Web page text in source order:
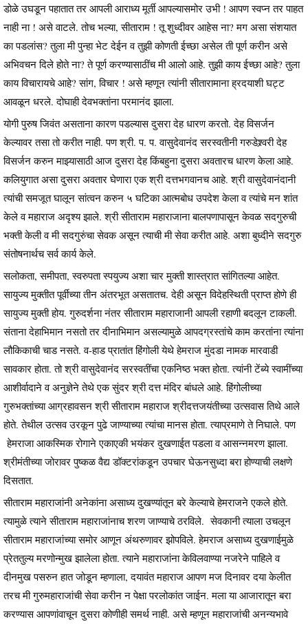
डोळे उघडून पहातात तर आपली आराध्य मूर्ती आपल्यासमोर उभी ! आपण स्वप्न तर पाहत
नाही ना ! असे वाटले. तोच भल्या, सीताराम ! तू शुध्दीवर आहेस ना? मग असा संशयात
का पडलांस? तुला मी पुन्हा भेट देईन व तुझी कोणती ईच्छा असेल ती पूर्ण करीन असे
अभिवचन दिले होते ना? ते पूर्ण करण्यासाठींच मी आलो आहे. तुझी काय ईच्छा आहे? तुला
काय विचारायचे आहे? सांग, विचार ! असे म्हणून त्यांनी सीतारामाना ह्रदयाशी घट्ट
आवळून धरले. दोघाही देवभक्तांना परमानंद झाला.
योगी पुरुष जिवंत असताना कारण पडल्यास दुसरा देह धारण करतो. देह विसर्जन
केल्यावर तसा तो करीत नाही. पण श्री. प. प. वासुदेवानंद सरस्वतीनी गरुडेश्र्वरी देह
विसर्जन करुन माझ्यासाठी आज दुसरा देह किंबहुना दुसरा अवतारच धारण केला आहे.
कलियुगात असा दुसरा अवतार घेणारा एक श्री दत्तभगवानच आहे. श्री वासुदेवानंदानी
त्यांची समजूत घालून सांत्वन करुन ५ घटिका आत्मबोध उपदेश केला व त्यांचे मन शांत
केले व महाराज अदृश्य झाले. श्री सीताराम महाराजाना बालपणापासून केवळ सदगुरुची
भक्ती केली व मी सदगुरुंचा सेवक असून त्याची मी सेवा करीत आहे. अशा बुध्दीने सदगुरु
संतोषनार्थच सर्व कार्य केले.
सलोकता, समीपता, स्वरुपता स्पयुज्य अशा चार मुक्ती शास्त्रात सांगितल्या आहेत.
सायुज्य मुक्तीत पूर्वीच्या तीन अंतरभूत असतातच. देही असून विदेहस्थिती प्राप्त होणे ही
सायुज्य मुक्ती होय. गुरुदर्शना नंतर सीताराम महाराजानी आपली रहाणी बदलून टाकली.
संताना देहाभिमान नसतो तर दीनाभिमान असल्यामुळे आपदग्रस्तांचे काम करतांना त्यांना
लौकिकाची चाड नसते. व-हाड प्रातांत हिंगोली येथे हेमराज मुंदडा नामक मारवाडी
सावकार होता. तो श्री वासुदेवानंद सरस्वतींचा एकनिष्ठ भक्त होता. त्यांनी टेंब्ये स्वामींच्या
आशीर्वादाने व अनुज्ञेने तेथे एक सुंदर श्री दत्त मंदिर बांधले आहे. हिंगोलीच्या
गुरुभक्तांच्या आग्रहावसन श्री सीताराम महाराज श्रीदत्तजयंतीच्या उत्सवास तिथे आले
होते. तेथील उत्सव उरकून पुढे जाण्याच्या त्यांचा मानस होता. त्याप्रमाणे ते निघाले. पण
हेमराजा आकस्मिक रोगाने एकाएकी भयंकर दुखणाईत पडला व आसन्नमरण झाला.
श्रीमंतीच्या जोरावर पुष्कळ वैद्य डॉक्टरांकडून उपचार घेऊनसुध्दा बरा होण्याची लक्षणे
दिसतात.
सीताराम महाराजांनी अनेकांना असाध्य दुखण्यांतून बरे केल्याचे हेमराजने एकले होते.
त्यामुळे त्याने सीताराम महाराजांनाच शरण जाण्याचे ठरविले. सेवकानी त्याला उचलून
सीताराम महाराजांच्या समोर आणून अंथरुणावर झोपविले. हेमराज असाध्य दुखणाईमुळे
प्रेततुल्य मरणोन्मुख झालेला होता. त्याने महाराजांना केविलवाण्या नजरेने पाहिले व
दीनमुख पसरुन हात जोडून म्हणाला, दयावंत महाराज आपण मज दिनावर दया केलीत
तरच मी गुरुमहाराजांची सेवा करीन न पेक्षा परलोकांत जाईन. मला या आजारातून बरा
करण्यास आपणांवाचून दुसरा कोणीही समर्थ नाही. असे म्हणून महाराजांची अनन्यभावे